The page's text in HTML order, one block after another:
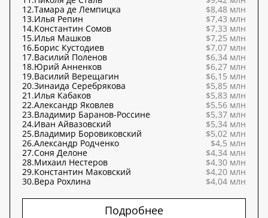
12.Тамара де Лемпицка
$8,48 млн
13.Илья Репин
$7,43 млн
14.Константин Сомов
$7,33 млн
15.Илья Машков
$7,25 млн
16.Борис Кустодиев
$7,07 млн
17.Василий Поленов
$6,34 млн
18.Юрий Анненков
$6,27 млн
19.Василий Верещагин
$6,15 млн
20.Зинаида Серебрякова
$5,85 млн
21.Илья Кабаков
$5,83 млн
22.Александр Яковлев
$5,56 млн
23.Владимир Баранов-Россине
$5,37 млн
24.Иван Айвазовский
$5,34 млн
25.Владимир Боровиковский
$5,02 млн
26.Александр Родченко
$4,5 млн
27.Соня Делоне
$4,34 млн
28.Михаил Нестеров
$4,30 млн
29.Константин Маковский
$4,20 млн
30.Вера Рохлина $4,04 млн
Подробнее